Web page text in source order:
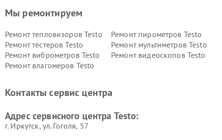
Мы ремонтируем
Ремонт тепловизоров Testo
Ремонт пирометров Testo
Ремонт тестеров Testo
Ремонт мультиметров Testo
Ремонт виброметров Testo
Ремонт видеоскопов Testo
Ремонт влагомеров Testo
Контакты сервис центра
Адрес сервисного центра Testo:
г. Иркутск, ул. ​Гоголя, 57